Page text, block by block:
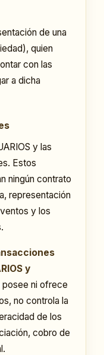
de una
quien
con las
a dicha
y las
Estos
ningún contrato
representación
y los
y
ni ofrece
no controla la
de los
cobro de